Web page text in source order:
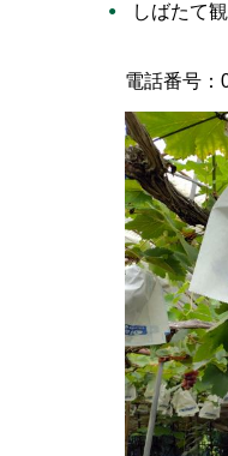
しばたて
電話番号：